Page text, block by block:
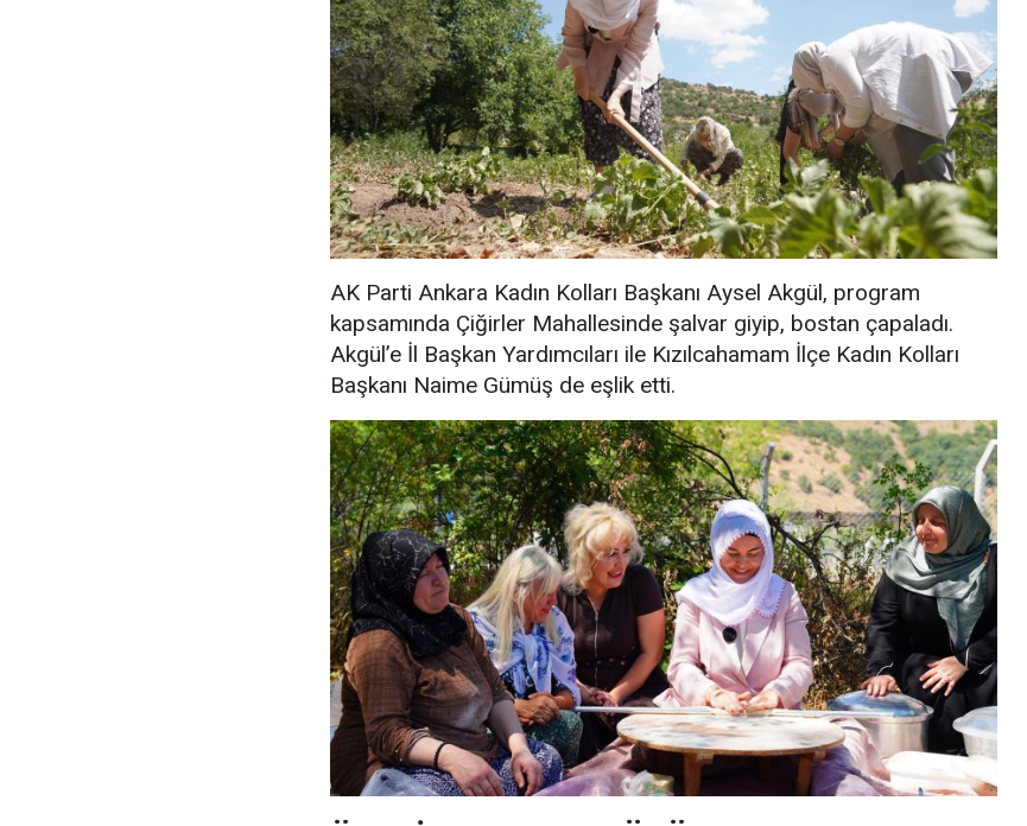
AK Parti Ankara Kadın Kolları Başkanı Aysel Akgül, program
kapsamında Çiğirler Mahallesinde şalvar giyip, bostan çapaladı.
Akgül’e İl Başkan Yardımcıları ile Kızılcahamam İlçe Kadın Kolları
Başkanı Naime Gümüş de eşlik etti.